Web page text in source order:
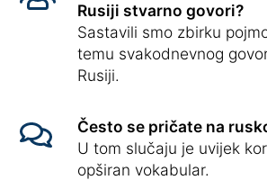
Rusiji stvarno govori?
Sastavili smo zbirku
temu svakodnevnog
Rusiji.
Često se pričate na
U tom slučaju je uvijek
opširan vokabular.